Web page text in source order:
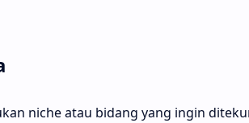
niche atau bidang yang ingin